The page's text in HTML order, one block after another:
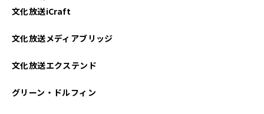
文化放送iCraft
文化放送メディアブリッジ
文化放送エクステンド
グリーン・ドルフィン